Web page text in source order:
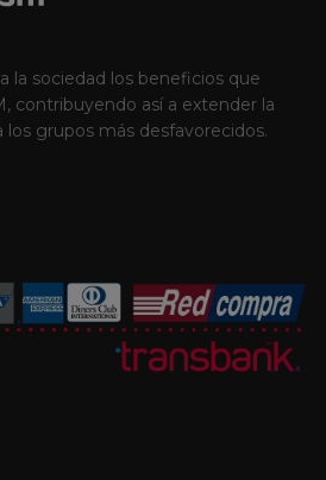
la sociedad los beneficios que
contribuyendo así a extender la
los grupos más desfavorecidos.